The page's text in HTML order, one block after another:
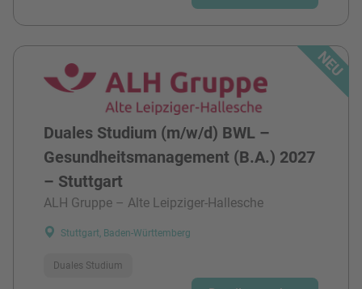
Duales Studium (m/w/d) BWL –
Gesundheitsmanagement (B.A.) 2027
– Stuttgart
ALH Gruppe – Alte Leipziger-Hallesche
Stuttgart, Baden-Württemberg
Duales Studium